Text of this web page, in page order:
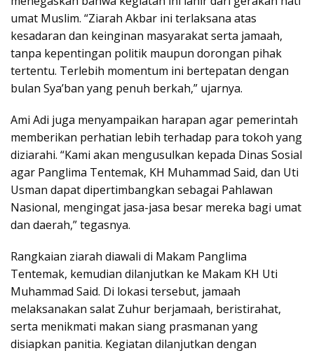
umat Muslim. “Ziarah Akbar ini terlaksana atas
kesadaran dan keinginan masyarakat serta jamaah,
tanpa kepentingan politik maupun dorongan pihak
tertentu. Terlebih momentum ini bertepatan dengan
bulan Sya’ban yang penuh berkah,” ujarnya.
Ami Adi juga menyampaikan harapan agar pemerintah
memberikan perhatian lebih terhadap para tokoh yang
diziarahi. “Kami akan mengusulkan kepada Dinas Sosial
agar Panglima Tentemak, KH Muhammad Said, dan Uti
Usman dapat dipertimbangkan sebagai Pahlawan
Nasional, mengingat jasa-jasa besar mereka bagi umat
dan daerah,” tegasnya.
Rangkaian ziarah diawali di Makam Panglima
Tentemak, kemudian dilanjutkan ke Makam KH Uti
Muhammad Said. Di lokasi tersebut, jamaah
melaksanakan salat Zuhur berjamaah, beristirahat,
serta menikmati makan siang prasmanan yang
disiapkan panitia. Kegiatan dilanjutkan dengan